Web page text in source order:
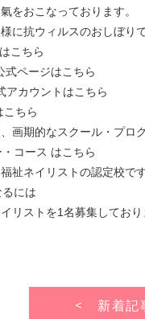
をおこなっております。
に抗ウィルスのおしぼり
こちら
式ページはこちら
アカウントはこちら
こちら
画期的なスクール・プロ
コース はこちら
祉ネイリストの認定校です
には
リストを1名募集しており
< 新着記